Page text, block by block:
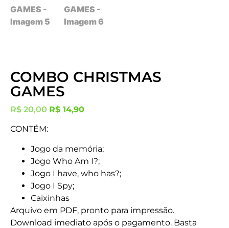
COMBO CHRISTMAS
GAMES
R$20,00 R$ 14,90
CONTÉM:
Jogo da memória;
Jogo Who Am I?;
Jogo I have, who has?;
Jogo I Spy;
Caixinhas
Arquivo em PDF, pronto para impressão.
Download imediato após o pagamento. Basta